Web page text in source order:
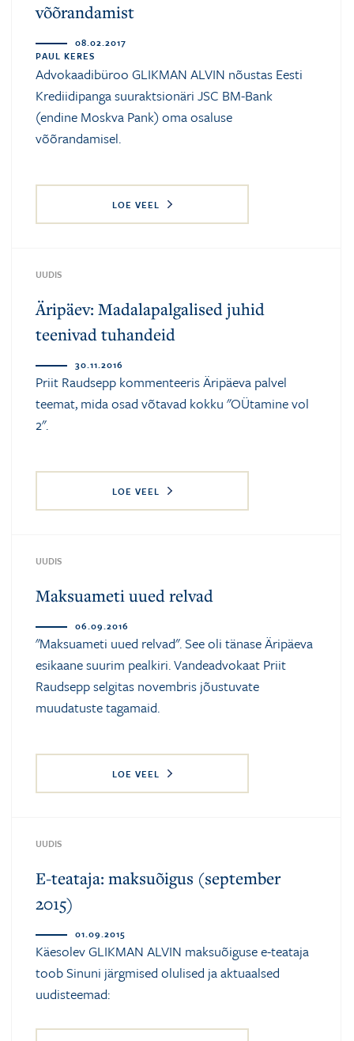
võõrandamist
08.02.2017
PAUL KERES
Advokaadibüroo GLIKMAN ALVIN nõustas Eesti
Krediidipanga suuraktsionäri JSC BM-Bank
(endine Moskva Pank) oma osaluse
võõrandamisel.
LOE VEEL
UUDIS
Äripäev: Madalapalgalised juhid
teenivad tuhandeid
30.11.2016
Priit Raudsepp kommenteeris Äripäeva palvel
teemat, mida osad võtavad kokku "OÜtamine vol
2".
LOE VEEL
UUDIS
Maksuameti uued relvad
06.09.2016
"Maksuameti uued relvad". See oli tänase Äripäeva
esikaane suurim pealkiri. Vandeadvokaat Priit
Raudsepp selgitas novembris jõustuvate
muudatuste tagamaid.
LOE VEEL
UUDIS
E-teataja: maksuõigus (september
2015)
01.09.2015
Käesolev GLIKMAN ALVIN maksuõiguse e-teataja
toob Sinuni järgmised olulised ja aktuaalsed
uudisteemad: